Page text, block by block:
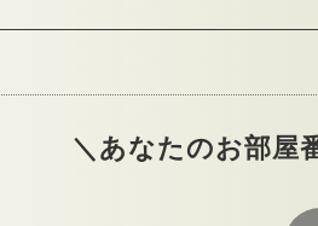
＼あなたのお部屋